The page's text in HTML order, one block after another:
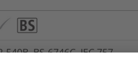
540B, BS-6746C, IEC 757